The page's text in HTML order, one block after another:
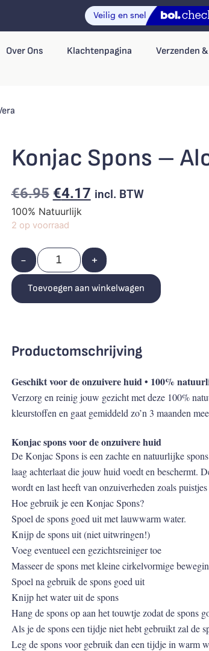
Over Ons Klachtenpagina Verzenden
Konjac Spons –
€6.95 €4.17 incl. BTW
100% Natuurlijk
2 op voorraad
- +
Toevoegen aan winkelwagen
Productomschrijving
Geschikt voor de onzuivere huid • 100%
Verzorg en reinig jouw gezicht met deze 100%
kleurstoffen en gaat gemiddeld zo’n 3 maanden
Konjac spons voor de onzuivere huid
De Konjac Spons is een zachte en natuurlijke
laag achterlaat die jouw huid voedt en beschermt.
wordt en last heeft van onzuiverheden zoals
Hoe gebruik je een Konjac Spons?
Spoel de spons goed uit met lauwwarm water.
Knijp de spons uit (niet uitwringen!)
Voeg eventueel een gezichtsreiniger toe
Masseer de spons met kleine cirkelvormige
Spoel na gebruik de spons goed uit
Knijp het water uit de spons
Hang de spons op aan het touwtje zodat de spons
Als je de spons een tijdje niet hebt gebruikt zal de
Leg de spons voor gebruik dan een tijdje in warm